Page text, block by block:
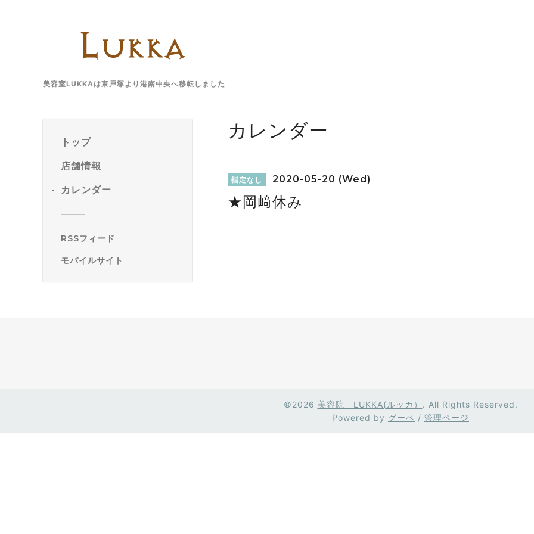
美容室LUKKAは東戸塚より港南中央へ移転しました
トップ
店舗情報
カレンダー
RSSフィード
モバイルサイト
カレンダー
指定なし 2020-05-20 (Wed)
★岡﨑休み
©2026 美容院 LUKKA(ルッカ） . All Rights Reserved.
Powered by グーペ / 管理ページ